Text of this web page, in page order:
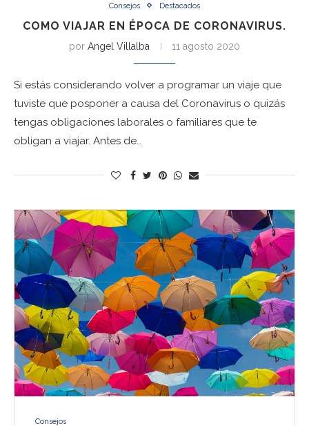
Consejos Destacados
COMO VIAJAR EN ÉPOCA DE CORONAVIRUS.
por Angel Villalba 11 agosto 2020
Si estás considerando volver a programar un viaje que
tuviste que posponer a causa del Coronavirus o quizás
tengas obligaciones laborales o familiares que te
obligan a viajar. Antes de…
Consejos